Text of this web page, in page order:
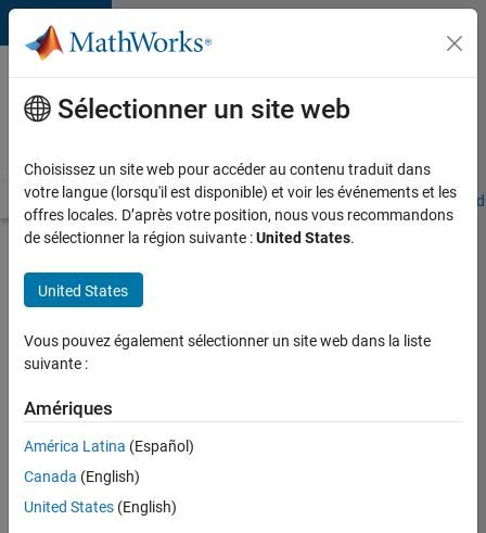
Passer au contenu
Votre
carrière
chez
Accueil Explorer nos opportunités Adresses de nos bureaux
d’autres
offres
Senior
Software
Quality
Engineer
Sélectionner un site web
Choisissez un site web pour accéder au contenu traduit dans
votre langue (lorsqu'il est disponible) et voir les événements et les
offres locales. D’après votre position, nous vous recommandons
de sélectionner la région suivante :United States.
United States
Vous pouvez également sélectionner un site web dans la liste
suivante :
Amériques
América Latina (Español)
Canada (English)
United States (English)